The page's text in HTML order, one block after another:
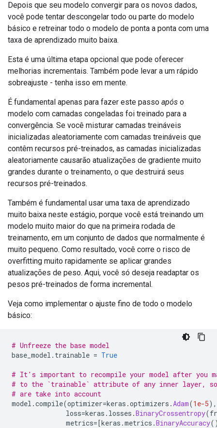
Depois que seu modelo convergir para os novos dados,
você pode tentar descongelar todo ou parte do modelo
básico e retreinar todo o modelo de ponta a ponta com uma
taxa de aprendizado muito baixa.
Esta é uma última etapa opcional que pode oferecer
melhorias incrementais. Também pode levar a um rápido
sobreajuste - tenha isso em mente.
É fundamental apenas para fazer este passo após o
modelo com camadas congeladas foi treinado para a
convergência. Se você misturar camadas treináveis ​​
inicializadas aleatoriamente com camadas treináveis ​​que
contêm recursos pré-treinados, as camadas inicializadas
aleatoriamente causarão atualizações de gradiente muito
grandes durante o treinamento, o que destruirá seus
recursos pré-treinados.
Também é fundamental usar uma taxa de aprendizado
muito baixa neste estágio, porque você está treinando um
modelo muito maior do que na primeira rodada de
treinamento, em um conjunto de dados que normalmente é
muito pequeno. Como resultado, você corre o risco de
overfitting muito rapidamente se aplicar grandes
atualizações de peso. Aqui, você só deseja readaptar os
pesos pré-treinados de forma incremental.
Veja como implementar o ajuste fino de todo o modelo
básico:
# Unfreeze the base model
base_model . trainable = True
# It's important to recompile your model after you
# to the `trainable` attribute of any inner layer, so
# are take into account
model .compile(optimizer=keras .optimizers .Adam(1e-5),
loss=keras . losses .BinaryCrossentropy(
metrics=[keras .metrics .BinaryAccuracy